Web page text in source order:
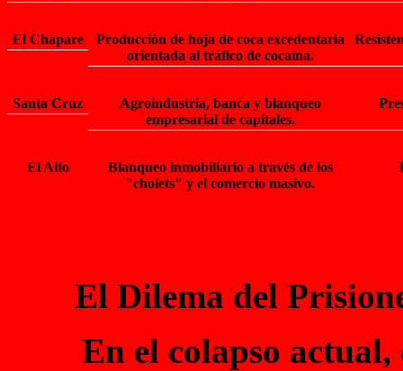
El Chapare
Producción de hoja de coca excedentaria
orientada al tráfico de cocaína.
Santa Cruz
Agroindustria, banca y blanqueo
empresarial de capitales.
El Alto Blanqueo inmobiliario a través de los
"cholets" y el comercio masivo.
El Dilema del
En el colapso